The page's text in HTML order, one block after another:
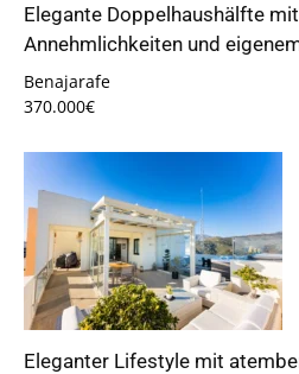
Elegante Doppelhaushälfte
Annehmlichkeiten und
Benajarafe
370.000€
Eleganter Lifestyle mit